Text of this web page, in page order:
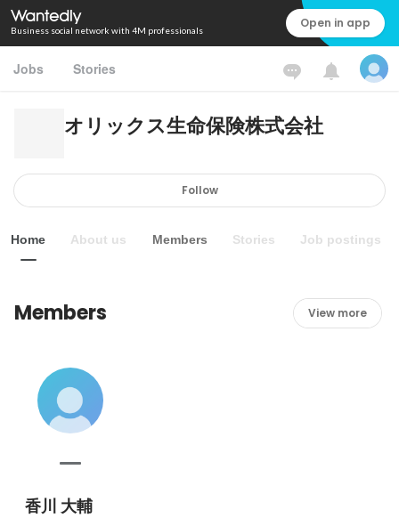
Business social network with 4M professionals Open in app
Jobs Stories
オリックス生命保険株式会社
Follow
Home About us Members Stories Job postings
Members View more
香川 大輔